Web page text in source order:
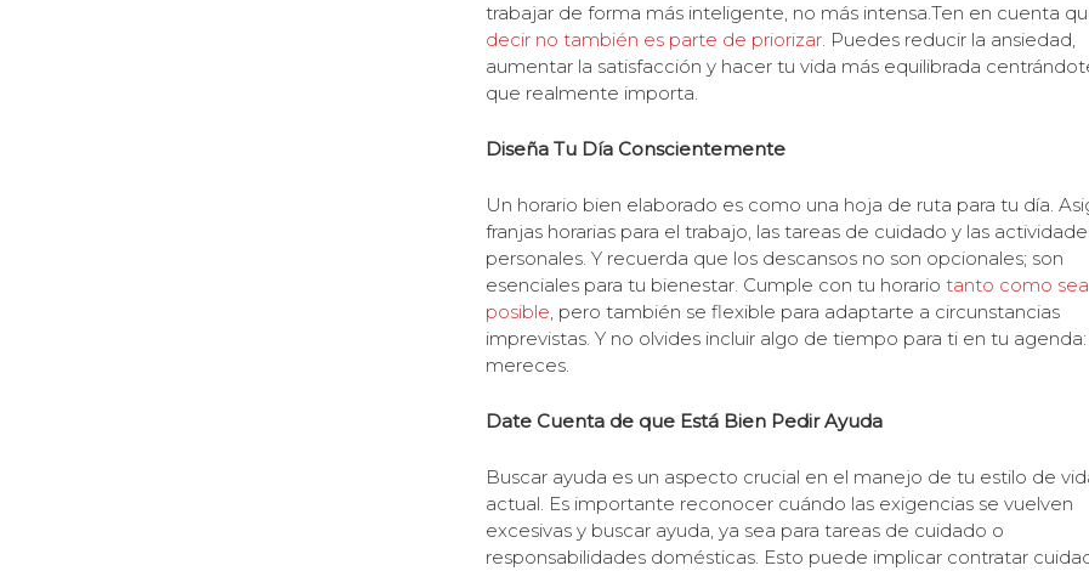
trabajar de forma más inteligente, no más intensa.Ten en cuenta
decir no también es parte de priorizar. Puedes reducir la ansiedad,
aumentar la satisfacción y hacer tu vida más equilibrada
que realmente importa.
Diseña Tu Día Conscientemente
Un horario bien elaborado es como una hoja de ruta para tu día.
franjas horarias para el trabajo, las tareas de cuidado y las
personales. Y recuerda que los descansos no son opcionales; son
esenciales para tu bienestar. Cumple con tu horario tanto como sea
posible, pero también se flexible para adaptarte a circunstancias
imprevistas. Y no olvides incluir algo de tiempo para ti en tu
mereces.
Date Cuenta de que Está Bien Pedir Ayuda
Buscar ayuda es un aspecto crucial en el manejo de tu estilo de
actual. Es importante reconocer cuándo las exigencias se vuelven
excesivas y buscar ayuda, ya sea para tareas de cuidado o
responsabilidades domésticas. Esto puede implicar contratar